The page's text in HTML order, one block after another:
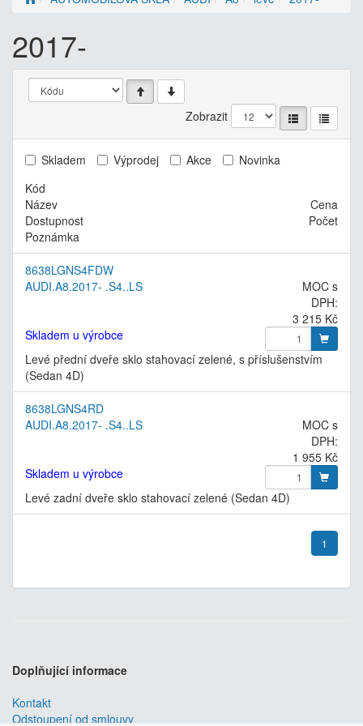
2017-
Zobrazit
Skladem Výprodej Akce
Novinka
Kód
Název
Cena
Dostupnost
Počet
Poznámka
8638LGNS4FDW
AUDI.A8.2017- .S4..LS
MOC s
DPH:
3 215 Kč
Skladem u výrobce
Levé přední dveře sklo stahovací zelené, s příslušenstvím
(Sedan 4D)
8638LGNS4RD
AUDI.A8.2017- .S4..LS
MOC s
DPH:
1 955 Kč
Skladem u výrobce
Levé zadní dveře sklo stahovací zelené (Sedan 4D)
1
Doplňující informace
Kontakt
Odstoupení od smlouvy